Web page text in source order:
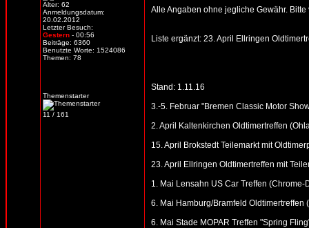
Alter: 62
Anmeldungsdatum:
20.02.2012
Letzter Besuch:
Gestern - 00:56
Beiträge: 6360
Benutzte Worte: 1524086
Themen: 78
Themenstarter
11 / 161
Alle Angaben ohne jegliche Gewähr.
Liste ergänzt: 23. April Ellringen
Stand: 1.11.16
3.-5. Februar "Bremen Classic Motor
2. April Kaltenkirchen Oldtimertreffen
15. April Brokstedt Teilemarkt mit
23. April Ellringen Oldtimertreffen mit
1. Mai Lensahn US Car Treffen (Chrome-
6. Mai Hamburg/Bramfeld Oldtimertreffen
6. Mai Stade MOPAR Treffen "Spring